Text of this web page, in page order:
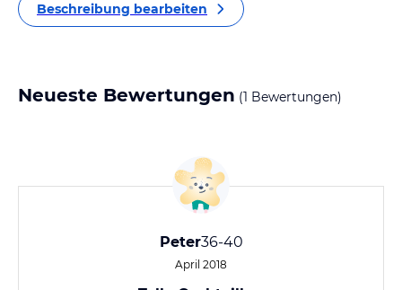
Beschreibung bearbeiten
Neueste Bewertungen (1 Bewertungen)
Peter36-40
April 2018